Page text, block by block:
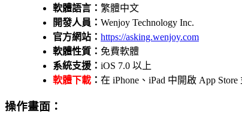
軟體語言： 繁體中文
開發人員： Wenjoy Technology Inc.
官方網站： https://asking.wenjoy.com
軟體性質： 免費軟體
系統支援： iOS 7.0 以上
軟體下載 ： 在 iPhone、iPad 中開啟 App
操作畫面：